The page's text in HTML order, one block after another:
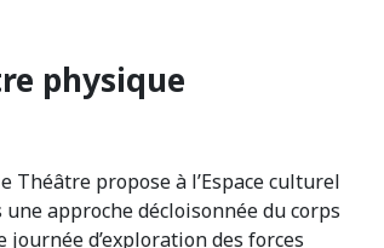
physique
Théâtre propose à l’Espace culturel
approche décloisonnée du corps
d’exploration des forces